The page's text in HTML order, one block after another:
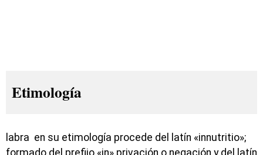
Etimología
labra en su etimología procede del latín «innutritio»;